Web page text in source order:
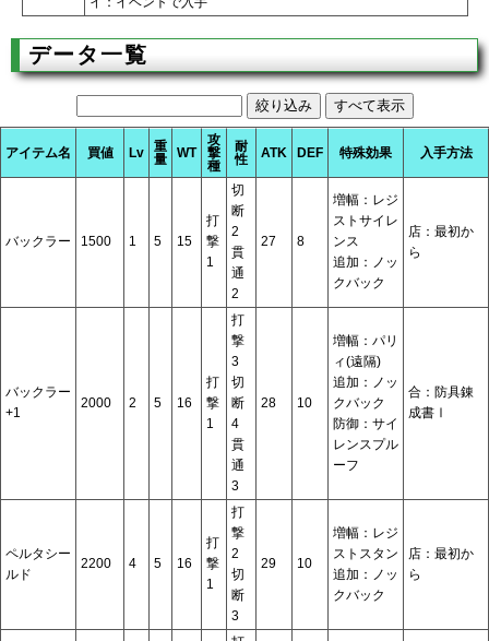
データ一覧
アイテム名 買値 Lv
重
量
WT
攻
撃
種
耐
性
ATK DEF 特殊効果 入手方法
バックラー 1500 1 5 15
打
撃
1
切
断
2
貫
通
2
27 8
増幅：レジ
ストサイレ
ンス
追加：ノッ
クバック
店：最初か
ら
バックラー
+1
2000 2 5 16
打
撃
1
打
撃
3
切
断
4
貫
通
3
28 10
増幅：パリ
ィ(遠隔)
追加：ノッ
クバック
防御：サイ
レンスプル
ーフ
合：防具錬
成書Ⅰ
ペルタシー
ルド
2200 4 5 16
打
撃
1
打
撃
2
切
断
3
29 10
増幅：レジ
ストスタン
追加：ノッ
クバック
店：最初か
ら